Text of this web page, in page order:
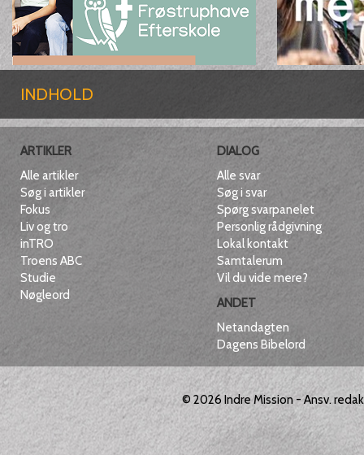
INDHOLD
ARTIKLER
Alle artikler
Søg i artikler
Fokus
Liv og tro
inTRO
Troens ABC
Studie
Nøgleord
DIALOG
Alle svar
Søg i svar
Spørg svarpanelet
Personlig rådgivning
Lokal kontakt
Samtalerum
Vil du vide mere?
ANDET
Netandagten
Dagens Bibelord
© 2026 Indre Mission - Ansv.